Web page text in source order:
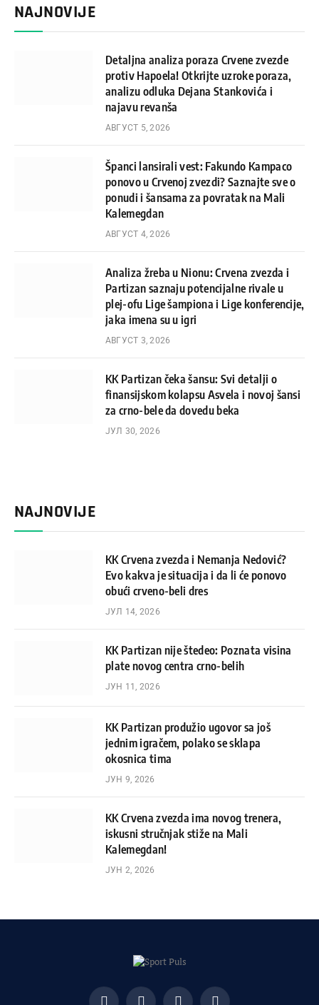
NAJNOVIJE
Detaljna analiza poraza Crvene zvezde
protiv Hapoela! Otkrijte uzroke poraza,
analizu odluka Dejana Stankovića i
najavu revanša
АВГУСТ 5, 2026
Španci lansirali vest: Fakundo Kampaco
ponovo u Crvenoj zvezdi? Saznajte sve o
ponudi i šansama za povratak na Mali
Kalemegdan
АВГУСТ 4, 2026
Analiza žreba u Nionu: Crvena zvezda i
Partizan saznaju potencijalne rivale u
plej-ofu Lige šampiona i Lige konferencije,
jaka imena su u igri
АВГУСТ 3, 2026
KK Partizan čeka šansu: Svi detalji o
finansijskom kolapsu Asvela i novoj šansi
za crno-bele da dovedu beka
ЈУЛ 30, 2026
NAJNOVIJE
KK Crvena zvezda i Nemanja Nedović?
Evo kakva je situacija i da li će ponovo
obući crveno-beli dres
ЈУЛ 14, 2026
KK Partizan nije štedeo: Poznata visina
plate novog centra crno-belih
ЈУН 11, 2026
KK Partizan produžio ugovor sa još
jednim igračem, polako se sklapa
okosnica tima
ЈУН 9, 2026
KK Crvena zvezda ima novog trenera,
iskusni stručnjak stiže na Mali
Kalemegdan!
ЈУН 2, 2026